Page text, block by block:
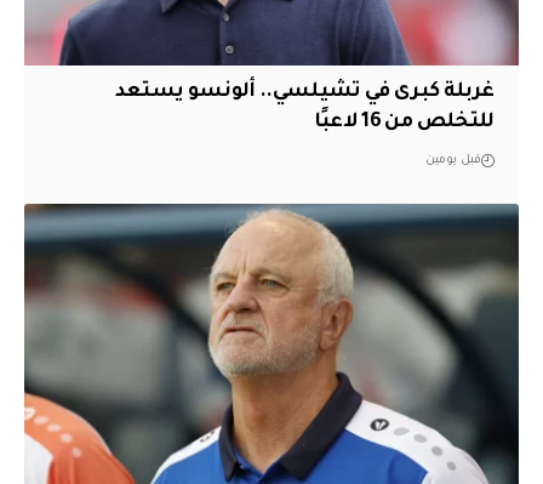
غربلة كبرى في تشيلسي.. ألونسو يستعد
للتخلص من 16 لاعبًا
قبل يومين